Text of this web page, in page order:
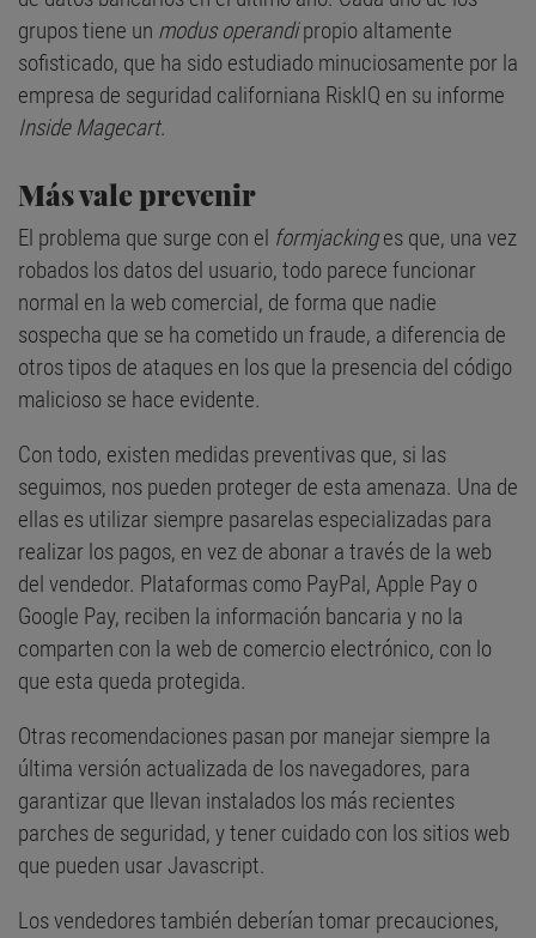
grupos tiene un modus operandipropio altamente
sofisticado, que ha sido estudiado minuciosamente por la
empresa de seguridad californiana RiskIQ en su informe
Inside Magecart.
Más vale prevenir
El problema que surge con el formjackinges que, una vez
robados los datos del usuario, todo parece funcionar
normal en la web comercial, de forma que nadie
sospecha que se ha cometido un fraude, a diferencia de
otros tipos de ataques en los que la presencia del código
malicioso se hace evidente.
Con todo, existen medidas preventivas que, si las
seguimos, nos pueden proteger de esta amenaza. Una de
ellas es utilizar siempre pasarelas especializadas para
realizar los pagos, en vez de abonar a través de la web
del vendedor. Plataformas como PayPal, Apple Pay o
Google Pay, reciben la información bancaria y no la
comparten con la web de comercio electrónico, con lo
que esta queda protegida.
Otras recomendaciones pasan por manejar siempre la
última versión actualizada de los navegadores, para
garantizar que llevan instalados los más recientes
parches de seguridad, y tener cuidado con los sitios web
que pueden usar Javascript.
Los vendedores también deberían tomar precauciones,